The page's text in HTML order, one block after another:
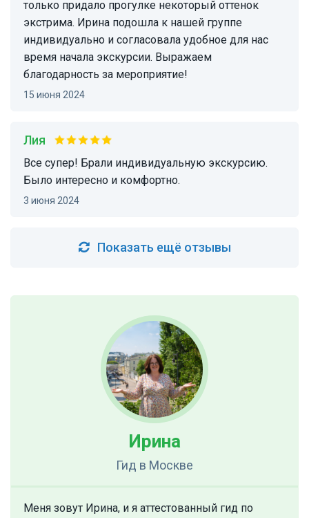
только придало прогулке некоторый оттенок
экстрима. Ирина подошла к нашей группе
индивидуально и согласовала удобное для нас
время начала экскурсии. Выражаем
благодарность за мероприятие!
15 июня 2024
Лия
Все супер! Брали индивидуальную экскурсию.
Было интересно и комфортно.
3 июня 2024
Показать ещё отзывы
Ирина
Гид в Москве
Меня зовут Ирина, и я аттестованный гид по